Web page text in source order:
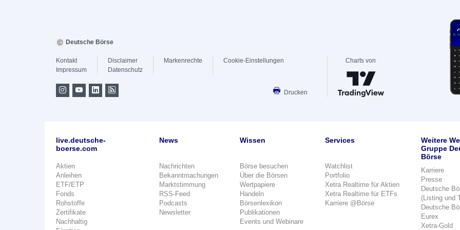
Deutsche Börse
Kontakt
Impressum
Disclaimer
Datenschutz
Markenrechte Cookie-Einstellungen
Drucken
Charts von
live.deutsche-
boerse.com
Aktien
Anleihen
ETF/ETP
Fonds
Rohstoffe
Zertifikate
Nachhaltig
News
Nachrichten
Bekanntmachungen
Marktstimmung
RSS-Feed
Podcasts
Newsletter
Wissen
Börse besuchen
Über die Börsen
Wertpapiere
Handeln
Börsenlexikon
Publikationen
Events und Webinare
Services
Watchlist
Portfolio
Xetra Realtime für Aktien
Xetra Realtime für ETFs
Karriere @Börse
Weitere
Gruppe
Börse
Karriere
Presse
Deutsche
(Listing und
Deutsche
Eurex
Xetra-Gold